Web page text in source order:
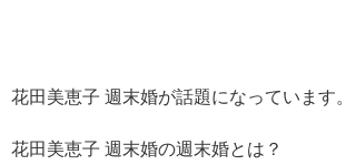
花田美恵子 週末婚が話題になっています。
花田美恵子 週末婚の週末婚とは？